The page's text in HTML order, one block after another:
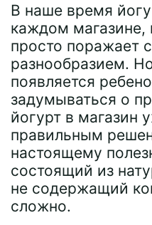
В наше время
каждом магазине,
просто поражает
разнообразием.
появляется
задумываться о
йогурт в магазин
правильным
настоящему
состоящий из
не содержащий
сложно.